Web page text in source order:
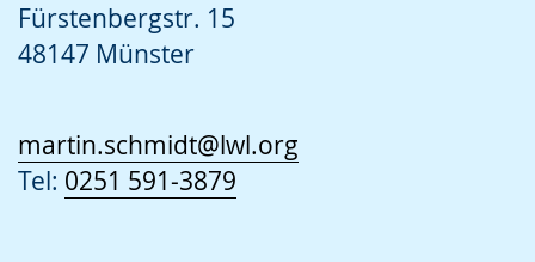
Fürstenbergstr. 15
48147 Münster
martin.schmidt@lwl.org
Tel: 0251 591-3879